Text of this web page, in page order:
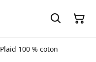
Plaid 100 % coton